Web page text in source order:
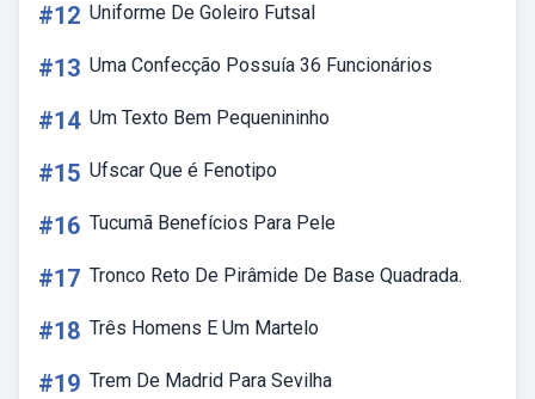
#12 Uniforme De Goleiro Futsal
#13 Uma Confecção Possuía 36 Funcionários
#14 Um Texto Bem Pequenininho
#15 Ufscar Que é Fenotipo
#16 Tucumã Benefícios Para Pele
#17 Tronco Reto De Pirâmide De Base Quadrada.
#18 Três Homens E Um Martelo
#19 Trem De Madrid Para Sevilha